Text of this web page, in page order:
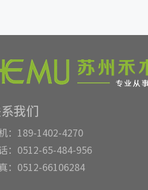
我们
：189-1402-4270
：0512-65-484-956
：0512-66106284